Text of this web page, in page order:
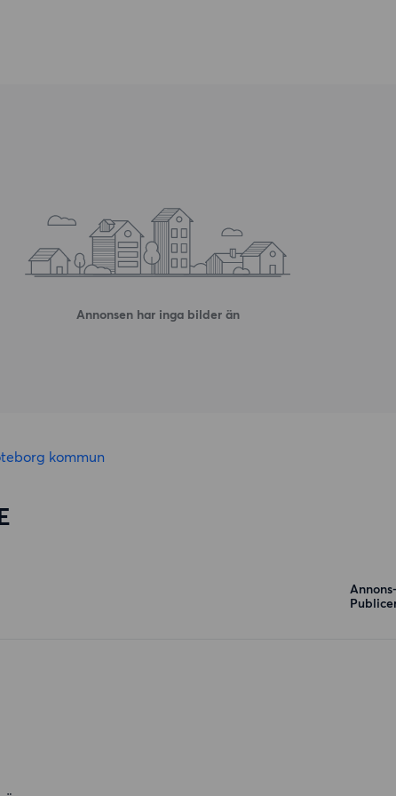
Annonsen har inga bilder än
kommun